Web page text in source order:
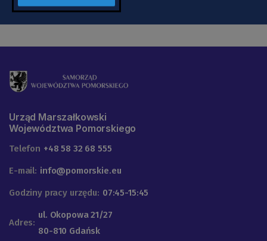
Urząd Marszałkowski
Województwa Pomorskiego
Telefon +48 58 32 68 555
E-mail: info@pomorskie.eu
Godziny pracy urzędu: 07:45-15:45
Adres:
ul. Okopowa 21/27
80-810 Gdańsk